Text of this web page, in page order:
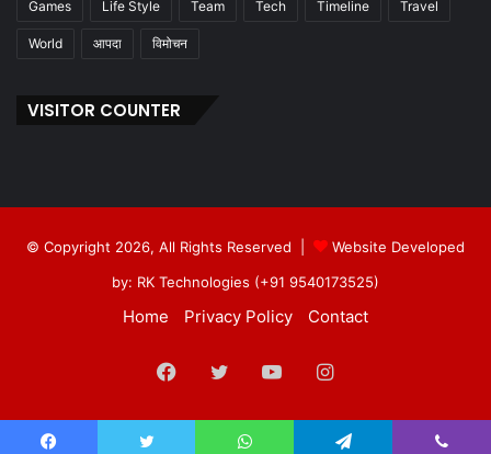
Games Life Style Team Tech Timeline Travel
World आपदा विमोचन
VISITOR COUNTER
© Copyright 2026, All Rights Reserved |
Website Developed
by: RK Technologies (+91 9540173525)
Home Privacy Policy Contact
Facebook
TwitterYouTubeInstagram